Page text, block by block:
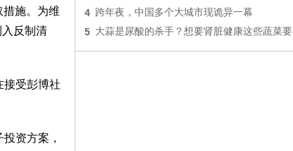
施。为维
反制清
接受彭博社
资方案，
4 跨年夜，中国多个大城市现诡异一幕
5 大蒜是尿酸的杀手？想要肾脏健康这些蔬菜要